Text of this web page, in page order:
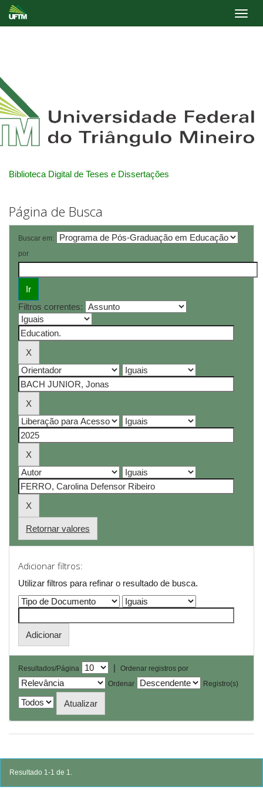
Biblioteca Digital de Teses e Dissertações
Página de Busca
Buscar em:
por
Filtros correntes:
Retornar valores
Adicionar filtros:
Utilizar filtros para refinar o resultado de busca.
Resultados/Página |
Ordenar registros por
Ordenar
Registro(s)
Resultado 1-1 de 1.